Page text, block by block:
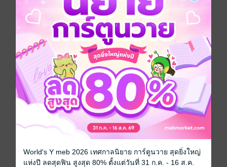
World's Y meb 2026 เทศกาลนิยาย การ์ตูนวาย สุดยิ่งใหญ่
แห่งปี ลดสุดฟิน สูงสุด 80% ตั้งแต่วันที่ 31 ก.ค. - 16 ส.ค.